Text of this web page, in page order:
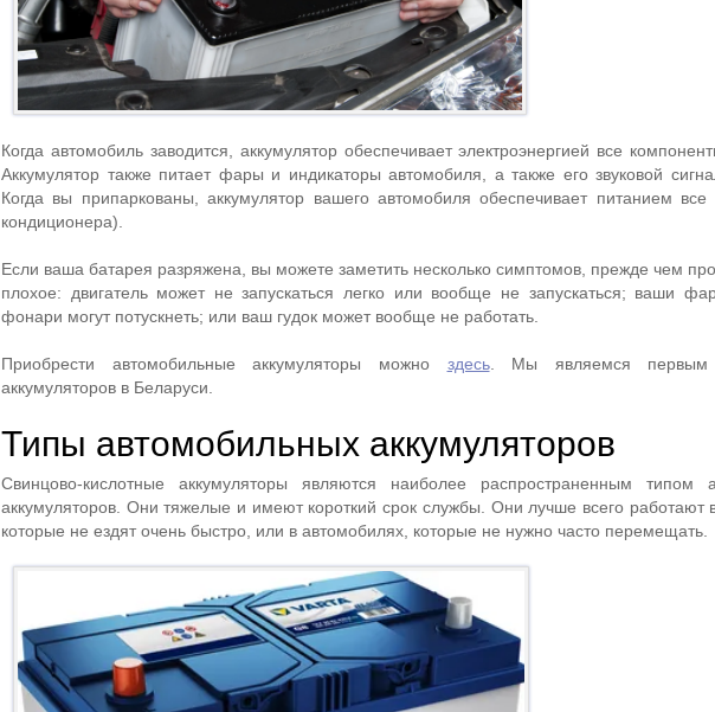
Когда автомобиль заводится, аккумулятор обеспечивает электроэнергией все
Аккумулятор также питает фары и индикаторы автомобиля, а также его звуковой
Когда вы припаркованы, аккумулятор вашего автомобиля обеспечивает питанием все
кондиционера).
Если ваша батарея разряжена, вы можете заметить несколько симптомов, прежде чем
плохое: двигатель может не запускаться легко или вообще не запускаться; ваши
фонари могут потускнеть; или ваш гудок может вообще не работать.
Приобрести автомобильные аккумуляторы можно здесь. Мы являемся первым
аккумуляторов в Беларуси.
Типы автомобильных аккумуляторов
Свинцово-кислотные аккумуляторы являются наиболее распространенным типом
аккумуляторов. Они тяжелые и имеют короткий срок службы. Они лучше всего работают
которые не ездят очень быстро, или в автомобилях, которые не нужно часто перемещать.